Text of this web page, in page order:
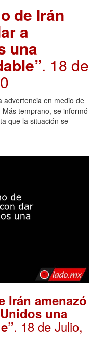
de Irán
a
una
. 18 de
advertencia en medio de
temprano, se informó
que la situación se
Irán amenazó
una
. 18 de Julio,